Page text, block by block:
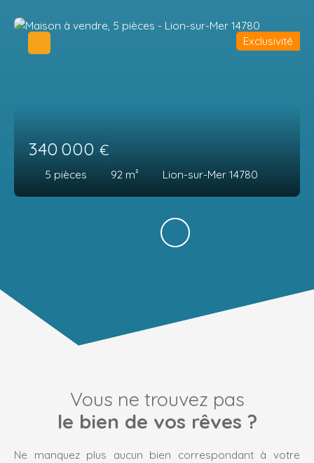
340 000 €
5 pièces 92 m² Lion-sur-Mer 14780
Exclusivité
Vous ne trouvez pas
le bien de vos rêves ?
Ne manquez plus aucun bien correspondant à votre